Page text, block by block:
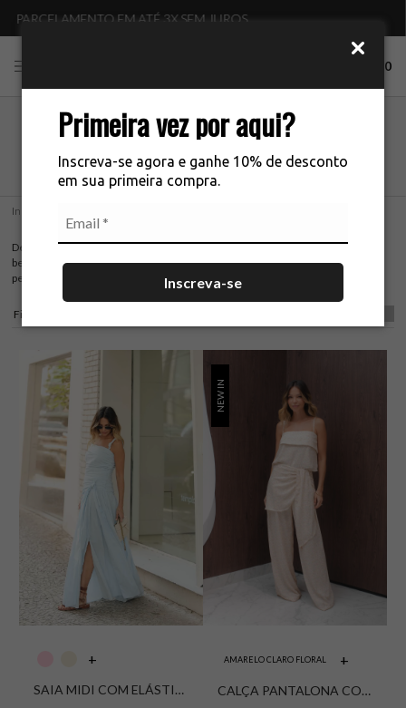
Primeira vez por aqui?
Inscreva-se agora e ganhe 10% de desconto
em sua primeira compra.
Inscreva-se
PEDIDO MÍNIMO DE 12 PEÇAS
0
PARTE DE BAIXO
Início
Descubra as Partes de Baixo Femininas da La Chocolê: calças, shorts, saias e
bermudas no atacado para lojistas que buscam moda premium, caimento
perfeito e estilo sofisticado.
Filtros
SAIA MIDI COM ELÁSTICO COSTAS E AMARRAÇÃO FRONTAL VOIL
+
NEW IN
CALÇA PANTALONA COM PREGAS E FAIXA LATERAL CREPE ESTAMPADO
AMARELO CLARO FLORAL +